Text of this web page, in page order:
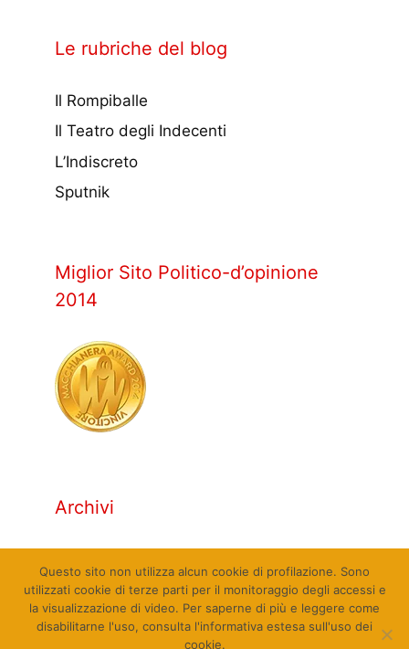
Le rubriche del blog
Il Rompiballe
Il Teatro degli Indecenti
L’Indiscreto
Sputnik
Miglior Sito Politico-d’opinione
2014
Archivi
Questo sito non utilizza alcun cookie di profilazione. Sono
utilizzati cookie di terze parti per il monitoraggio degli accessi e
la visualizzazione di video. Per saperne di più e leggere come
disabilitarne l'uso, consulta l'informativa estesa sull'uso dei
cookie.